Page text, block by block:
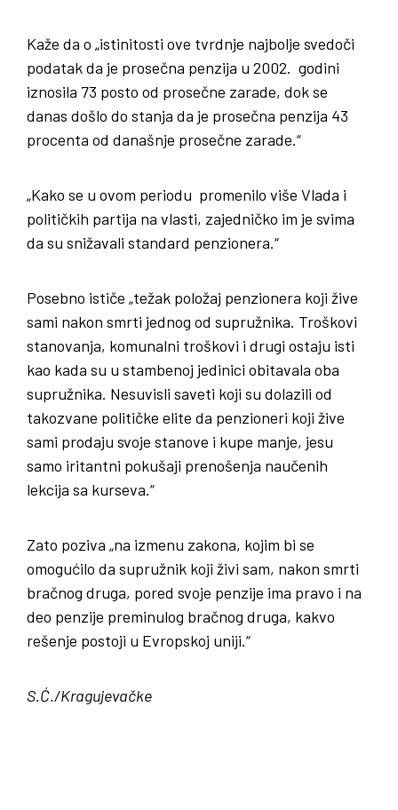
Kaže da o „istinitosti ove tvrdnje najbolje svedoči
podatak da je prosečna penzija u 2002. godini
iznosila 73 posto od prosečne zarade, dok se
danas došlo do stanja da je prosečna penzija 43
procenta od današnje prosečne zarade.“
„Kako se u ovom periodu promenilo više Vlada i
političkih partija na vlasti, zajedničko im je svima
da su snižavali standard penzionera.“
Posebno ističe „težak položaj penzionera koji žive
sami nakon smrti jednog od supružnika. Troškovi
stanovanja, komunalni troškovi i drugi ostaju isti
kao kada su u stambenoj jedinici obitavala oba
supružnika. Nesuvisli saveti koji su dolazili od
takozvane političke elite da penzioneri koji žive
sami prodaju svoje stanove i kupe manje, jesu
samo iritantni pokušaji prenošenja naučenih
lekcija sa kurseva.“
Zato poziva „na izmenu zakona, kojim bi se
omogućilo da supružnik koji živi sam, nakon smrti
bračnog druga, pored svoje penzije ima pravo i na
deo penzije preminulog bračnog druga, kakvo
rešenje postoji u Evropskoj uniji.“
S.Ć./Kragujevačke